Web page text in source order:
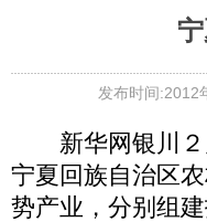
发布时间:2012
新华网银川２
宁夏回族自治区
势产业，分别组